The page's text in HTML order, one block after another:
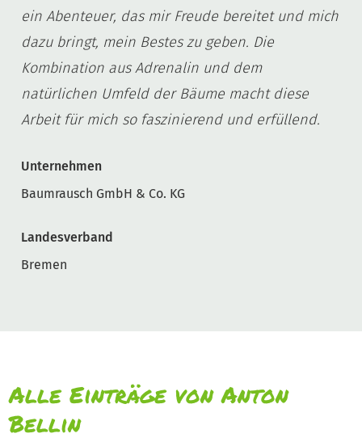
ein Abenteuer, das mir Freude bereitet und mich
dazu bringt, mein Bestes zu geben. Die
Kombination aus Adrenalin und dem
natürlichen Umfeld der Bäume macht diese
Arbeit für mich so faszinierend und erfüllend.
Unternehmen
Baumrausch GmbH & Co. KG
Landesverband
Bremen
Alle Einträge von Anton
Bellin